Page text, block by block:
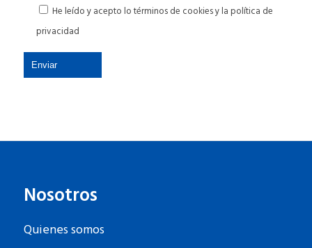
He leído y acepto lo términos de cookies y lapolítica de
privacidad
Nosotros
Quienes somos